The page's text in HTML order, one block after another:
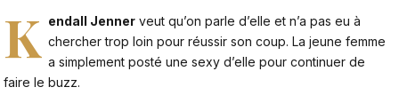
K endall Jenner veut qu’on parle d’elle et n’a pas eu à
chercher trop loin pour réussir son coup. La jeune femme
a simplement posté une sexy d’elle pour continuer de
faire le buzz.